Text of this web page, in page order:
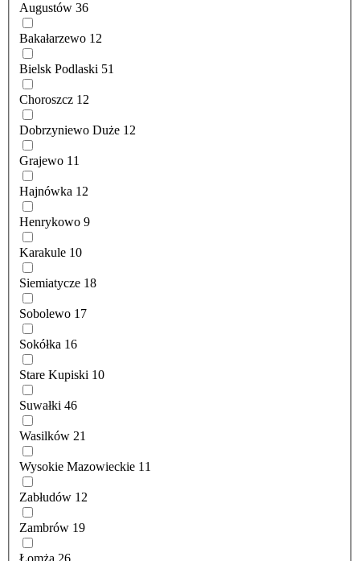
Augustów 36
Bakałarzewo 12
Bielsk Podlaski 51
Choroszcz 12
Dobrzyniewo Duże 12
Grajewo 11
Hajnówka 12
Henrykowo 9
Karakule 10
Siemiatycze 18
Sobolewo 17
Sokółka 16
Stare Kupiski 10
Suwałki 46
Wasilków 21
Wysokie Mazowieckie 11
Zabłudów 12
Zambrów 19